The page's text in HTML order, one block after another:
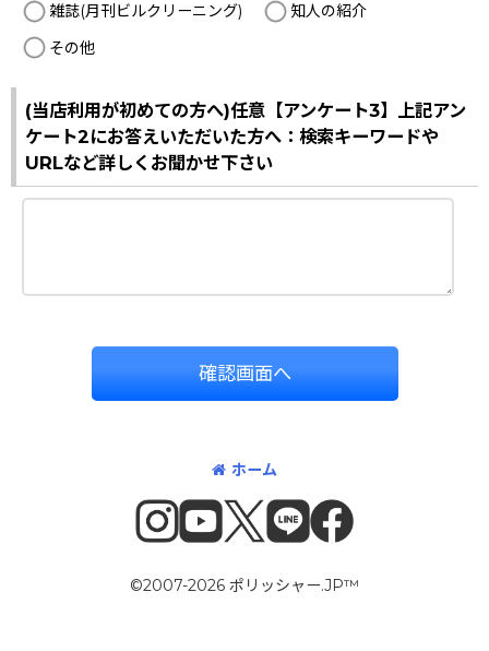
雑誌(月刊ビルクリーニング)
知人の紹介
その他
(当店利用が初めての方へ)任意【アンケート3】上記アン
ケート2にお答えいただいた方へ：検索キーワードや
URLなど詳しくお聞かせ下さい
確認画面へ
ホーム
©2007-2026 ポリッシャー.JP™